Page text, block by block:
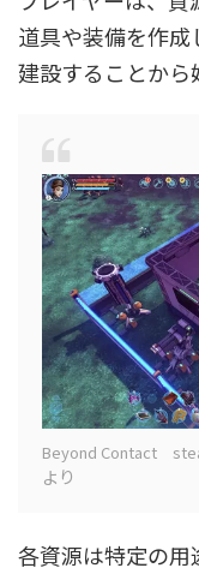
道具や装備を作成
建設することから
Beyond Contact
より
各資源は特定の用